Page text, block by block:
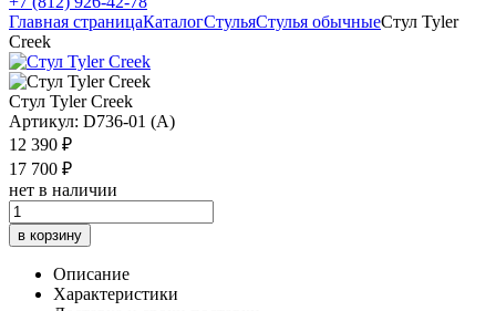
Главная страницаКаталогСтульяСтулья обычныеСтул Tyler
Creek
Стул Tyler Creek
Артикул: D736-01 (A)
12 390 ₽
17 700 ₽
нет в наличии
в корзину
Описание
Характеристики